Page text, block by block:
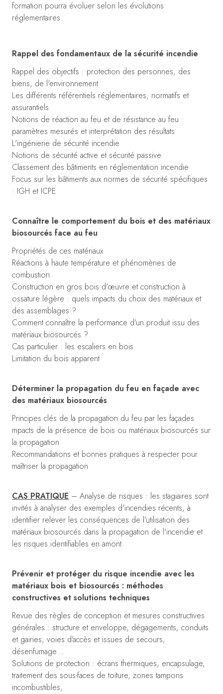
formation pourra évoluer selon les évolutions
réglementaires.
Rappel des fondamentaux de la sécurité incendie
Rappel des objectifs : protection des personnes, des
biens, de l'environnement
Les différents référentiels réglementaires, normatifs et
assurantiels
Notions de réaction au feu et de résistance au feu :
paramètres mesurés et interprétation des résultats
L'ingénierie de sécurité incendie
Notions de sécurité active et sécurité passive
Classement des bâtiments en réglementation incendie
Focus sur les bâtiments aux normes de sécurité spécifiques
: IGH et ICPE
Connaître le comportement du bois et des matériaux
biosourcés face au feu
Propriétés de ces matériaux
Réactions à haute température et phénomènes de
combustion
Construction en gros bois d'œuvre et construction à
ossature légère : quels impacts du choix des matériaux et
des assemblages ?
Comment connaître la performance d'un produit issu des
matériaux biosourcés ?
Cas particulier : les escaliers en bois
Limitation du bois apparent
Déterminer la propagation du feu en façade avec
des matériaux biosourcés
Principes clés de la propagation du feu par les façades
mpacts de la présence de bois ou matériaux biosourcés sur
la propagation
Recommandations et bonnes pratiques à respecter pour
maîtriser la propagation
CAS PRATIQUE – Analyse de risques : les stagiaires sont
invités à analyser des exemples d'incendies récents, à
identifier relever les conséquences de l'utilisation des
matériaux biosourcés dans la propagation de l'incendie et
les risques identifiables en amont.
Prévenir et protéger du risque incendie avec les
matériaux bois et biosourcés : méthodes
constructives et solutions techniques
Revue des règles de conception et mesures constructives
générales : structure et enveloppe, dégagements, conduits
et gaines, voies d'accès et issues de secours,
désenfumage…
Solutions de protection : écrans thermiques, encapsulage,
traitement des sous-faces de toiture, zones tampons
incombustibles,